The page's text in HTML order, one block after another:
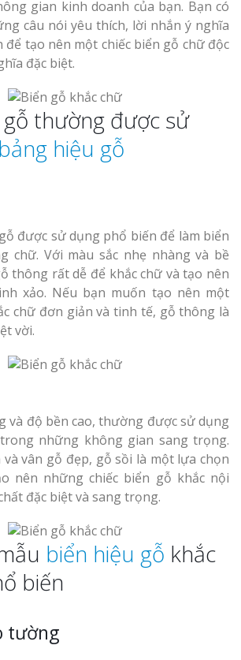
gian kinh doanh của bạn. Bạn có
câu nói yêu thích, lời nhắn ý nghĩa
để tạo nên một chiếc biển gỗ chữ độc
đặc biệt.
gỗ thường được sử
hiệu gỗ
được sử dụng phổ biến để làm biển
chữ. Với màu sắc nhẹ nhàng và bề
thông rất dễ để khắc chữ và tạo nên
xảo. Nếu bạn muốn tạo nên một
chữ đơn giản và tinh tế, gỗ thông là
vời.
và độ bền cao, thường được sử dụng
những không gian sang trọng.
và vân gỗ đẹp, gỗ sồi là một lựa chọn
nên những chiếc biển gỗ khắc nội
đặc biệt và sang trọng.
biển hiệu gỗ khắc
biến
tường